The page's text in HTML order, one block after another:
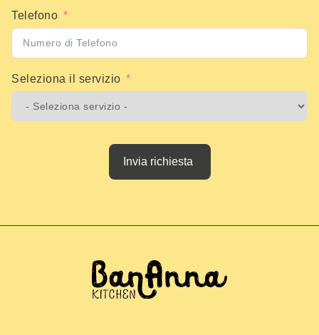
Telefono
Seleziona il servizio
Invia richiesta